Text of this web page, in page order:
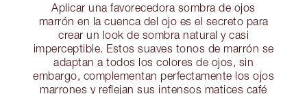
Aplicar una favorecedora sombra de ojos
marrón en la cuenca del ojo es el secreto para
crear un look de sombra natural y casi
imperceptible. Estos suaves tonos de marrón se
adaptan a todos los colores de ojos, sin
embargo, complementan perfectamente los ojos
marrones y reflejan sus intensos matices café